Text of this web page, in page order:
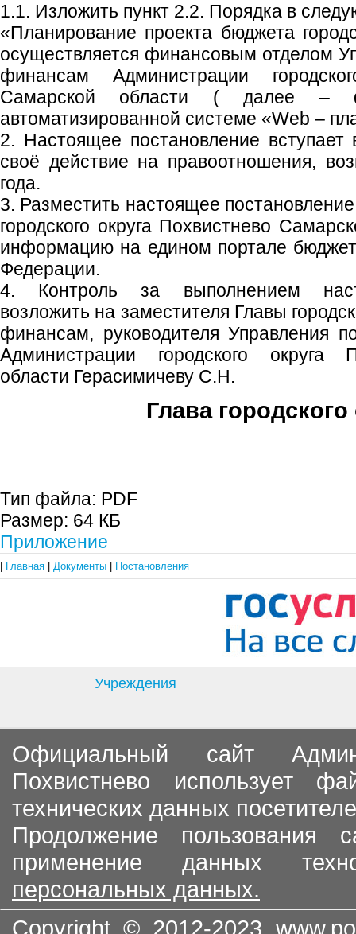
1.1. Изложить пункт 2.2. Порядка в
«Планирование проекта бюджета
осуществляется финансовым отделом
финансам Администрации
Самарской области ( далее –
автоматизированной системе «Web –
2. Настоящее постановление вступает
своё действие на правоотношения,
года.
3. Разместить настоящее
городского округа Похвистнево
информацию на едином портале
Федерации.
4. Контроль за выполнением
возложить на заместителя Главы
финансам, руководителя Управления
Администрации городского округа
области Герасимичеву С.Н.
Глава городского
Тип файла: PDF
Размер: 64 КБ
Приложение
Главная Документы Постановления
Учреждения
Официальный сайт
Похвистнево использует
технических данных
Продолжение пользования
применение данных
персональных данных.
Copyright © 2012-2023